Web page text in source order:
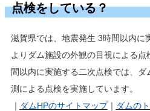
点検をしている？
滋賀県では、地震発生 3時間以内に
よりダム施設の外観の目視による
間以内に実施する二次点検では、
測による点検を実施しています。
｜ ダムHPのサイトマップ｜ ダムの